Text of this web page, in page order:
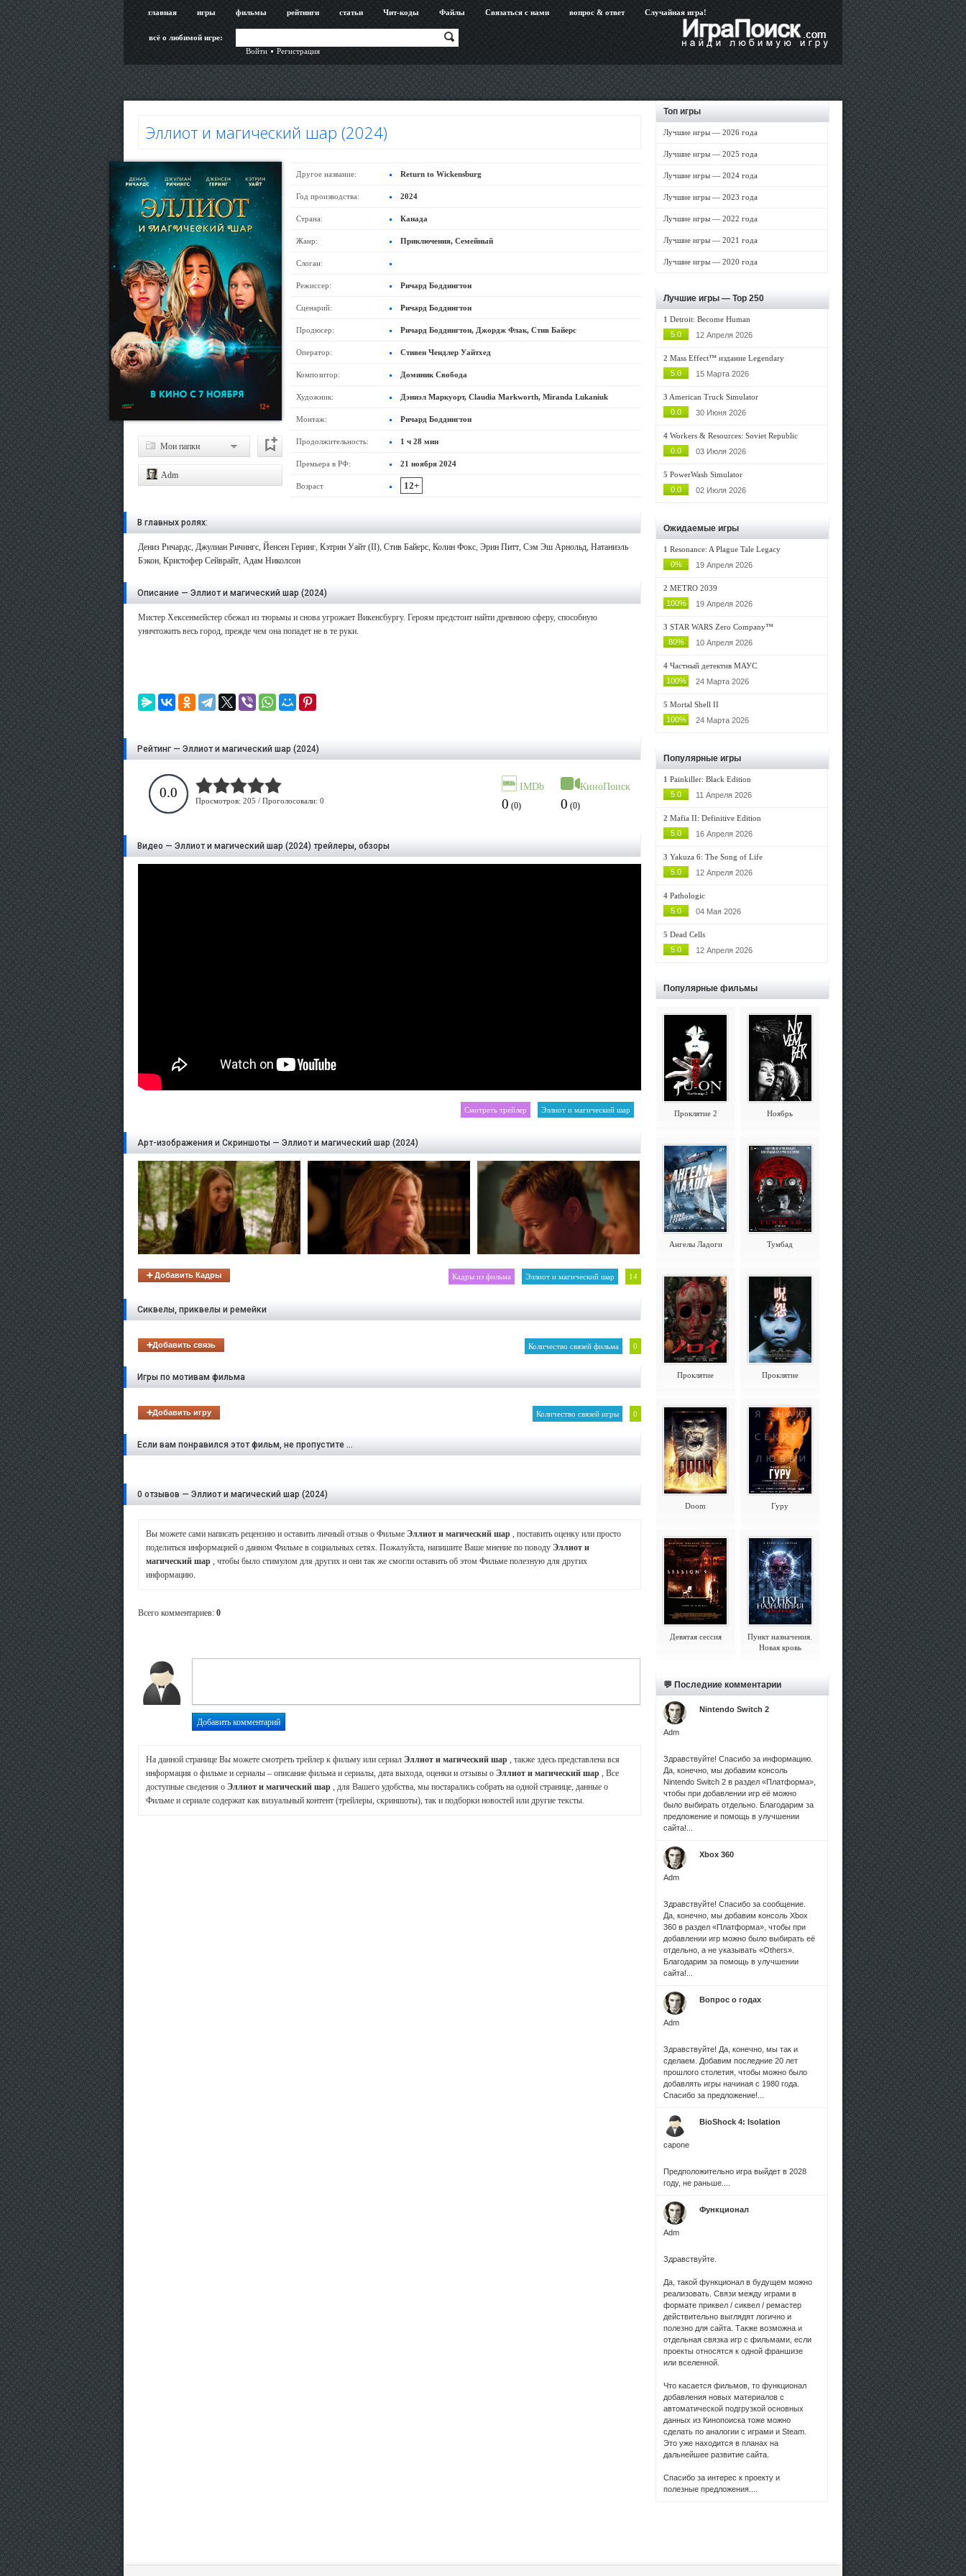
главная игры фильмы рейтинги статьи Чит-коды Файлы Связаться с нами вопрос & ответ Случайная игра!
всё о любимой игре:
Войти
Регистрация
Эллиот и магический шар (2024)
Мои папки
Adm
Другое название: Return to Wickensburg
Год производства: 2024
Страна: Канада
Жанр: Приключения, Семейный
Слоган:
Режиссер: Ричард Боддингтон
Сценарий: Ричард Боддингтон
Продюсер: Ричард Боддингтон, Джордж Флак, Стив Байерс
Оператор: Стивен Чендлер Уайтхед
Композитор: Доминик Свобода
Художник: Дэниэл Маркуорт, Claudia Markworth, Miranda Lukaniuk
Монтаж: Ричард Боддингтон
Продолжительность: 1 ч 28 мин
Премьера в РФ: 21 ноября 2024
Возраст 12+
В главных ролях:
Дениз Ричардс, Джулиан Ричингс, Йенсен Геринг, Кэтрин Уайт (II), Стив Байерс, Колин Фокс, Эрин Питт, Сэм Эш Арнольд, Натаниэль
Бэкон, Кристофер Сейврайт, Адам Николсон
Описание — Эллиот и магический шар (2024)
Мистер Хексенмейстер сбежал из тюрьмы и снова угрожает Викенсбургу. Героям предстоит найти древнюю сферу, способную
уничтожить весь город, прежде чем она попадет не в те руки.
Рейтинг — Эллиот и магический шар (2024)
0.0
Просмотров: 205 / Проголосовали: 0
IMDb
0 (0)
КиноПоиск
0 (0)
Видео — Эллиот и магический шар (2024) трейлеры, обзоры
Эллиот и магический шар
Смотреть трейлер
Арт-изображения и Скриншоты — Эллиот и магический шар (2024)
14
Эллиот и магический шар
Кадры из фильма
➕ Добавить Кадры
Сиквелы, приквелы и ремейки
0
Количество связей фильма
➕Добавить связь
Игры по мотивам фильма
0
Количество связей игры
➕Добавить игру
Если вам понравился этот фильм, не пропустите ...
0 отзывов — Эллиот и магический шар (2024)
Вы можете сами написать рецензию и оставить личный отзыв о Фильме Эллиот и магический шар , поставить оценку или просто
поделиться информацией о данном Фильме в социальных сетях. Пожалуйста, напишите Ваше мнение по поводу Эллиот и
магический шар , чтобы было стимулом для других и они так же смогли оставить об этом Фильме полезную для других
информацию.
Всего комментариев: 0
На данной странице Вы можете смотреть трейлер к фильму или сериал Эллиот и магический шар , также здесь представлена вся
информация о фильме и сериалы – описание фильма и сериалы, дата выхода, оценки и отзывы о Эллиот и магический шар , Все
доступные сведения о Эллиот и магический шар , для Вашего удобства, мы постарались собрать на одной странице, данные о
Фильме и сериале содержат как визуальный контент (трейлеры, скриншоты), так и подборки новостей или другие тексты.
Топ игры
Лучшие игры — 2026 года
Лучшие игры — 2025 года
Лучшие игры — 2024 года
Лучшие игры — 2023 года
Лучшие игры — 2022 года
Лучшие игры — 2021 года
Лучшие игры — 2020 года
Лучшие игры — Top 250
1 Detroit: Become Human
5.0
12 Апреля 2026
2 Mass Effect™ издание Legendary
5.0
15 Марта 2026
3 American Truck Simulator
0.0
30 Июня 2026
4 Workers & Resources: Soviet Republic
0.0
03 Июля 2026
5 PowerWash Simulator
0.0
02 Июля 2026
Ожидаемые игры
1 Resonance: A Plague Tale Legacy
0%
19 Апреля 2026
2 METRO 2039
100%
19 Апреля 2026
3 STAR WARS Zero Company™
80%
10 Апреля 2026
4 Частный детектив МАУС
100%
24 Марта 2026
5 Mortal Shell II
100%
24 Марта 2026
Популярные игры
1 Painkiller: Black Edition
5.0
11 Апреля 2026
2 Mafia II: Definitive Edition
5.0
16 Апреля 2026
3 Yakuza 6: The Song of Life
5.0
12 Апреля 2026
4 Pathologic
5.0
04 Мая 2026
5 Dead Cells
5.0
12 Апреля 2026
Популярные фильмы
Проклятие 2 Ноябрь
Ангелы Ладоги Тумбад
Проклятие Проклятие
Doom Гуру
Девятая сессия
Пункт назначения.
Новая кровь
💬 Последние комментарии
Adm
Nintendo Switch 2
Здравствуйте! Спасибо за информацию.
Да, конечно, мы добавим консоль
Nintendo Switch 2 в раздел «Платформа»,
чтобы при добавлении игр её можно
было выбирать отдельно. Благодарим за
предложение и помощь в улучшении
сайта!...
Adm
Xbox 360
Здравствуйте! Спасибо за сообщение.
Да, конечно, мы добавим консоль Xbox
360 в раздел «Платформа», чтобы при
добавлении игр можно было выбирать её
отдельно, а не указывать «Others».
Благодарим за помощь в улучшении
сайта!...
Adm
Вопрос о годах
Здравствуйте! Да, конечно, мы так и
сделаем. Добавим последние 20 лет
прошлого столетия, чтобы можно было
добавлять игры начиная с 1980 года.
Спасибо за предложение!...
capone
BioShock 4: Isolation
Предположительно игра выйдет в 2028
году, не раньше....
Adm
Функционал
Здравствуйте.
Да, такой функционал в будущем можно
реализовать. Связи между играми в
формате приквел / сиквел / ремастер
действительно выглядят логично и
полезно для сайта. Также возможна и
отдельная связка игр с фильмами, если
проекты относятся к одной франшизе
или вселенной.
Что касается фильмов, то функционал
добавления новых материалов с
автоматической подгрузкой основных
данных из Кинопоиска тоже можно
сделать по аналогии с играми и Steam.
Это уже находится в планах на
дальнейшее развитие сайта.
Спасибо за интерес к проекту и
полезные предложения....